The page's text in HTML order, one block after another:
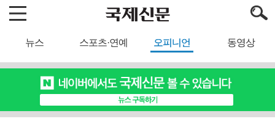
뉴스 스포츠·연예 오피니언 동영상